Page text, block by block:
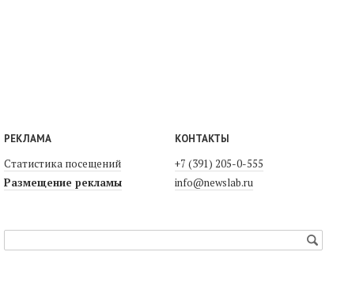
РЕКЛАМА
Статистика посещений
Размещение рекламы
КОНТАКТЫ
+7 (391) 205-0-555
info@newslab.ru